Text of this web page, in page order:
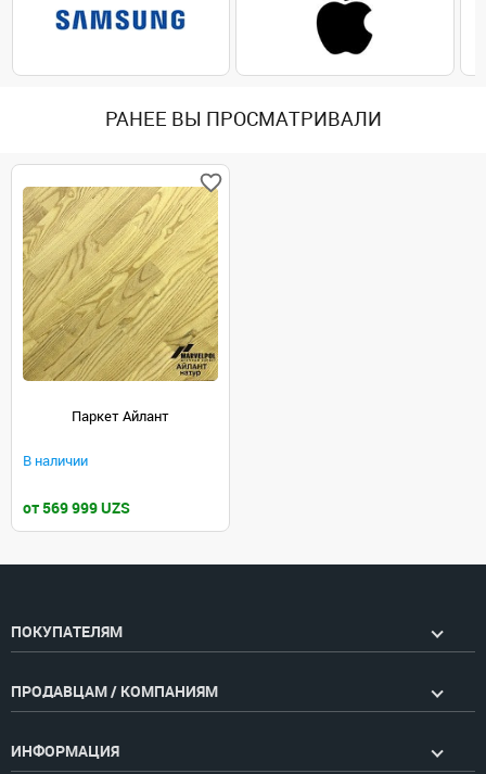
РАНЕЕ ВЫ ПРОСМАТРИВАЛИ
Паркет Айлант
В наличии
от 569 999 UZS
ПОКУПАТЕЛЯМ
ПРОДАВЦАМ / КОМПАНИЯМ
ИНФОРМАЦИЯ